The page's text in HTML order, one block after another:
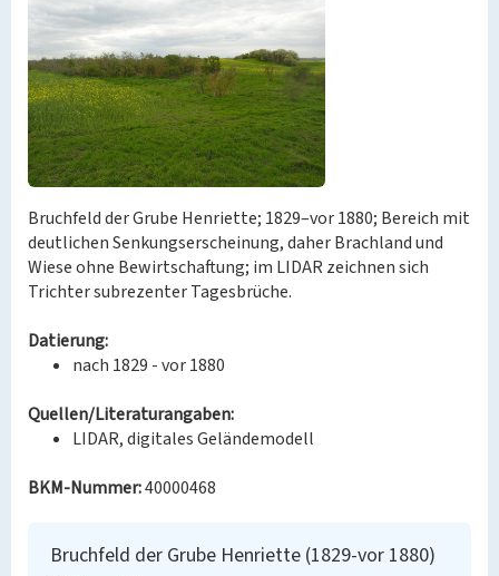
Bruchfeld der Grube Henriette; 1829–vor 1880; Bereich mit
deutlichen Senkungserscheinung, daher Brachland und
Wiese ohne Bewirtschaftung; im LIDAR zeichnen sich
Trichter subrezenter Tagesbrüche.
Datierung:
nach 1829 - vor 1880
Quellen/Literaturangaben:
LIDAR, digitales Geländemodell
BKM-Nummer:40000468
Bruchfeld der Grube Henriette (1829-vor 1880)